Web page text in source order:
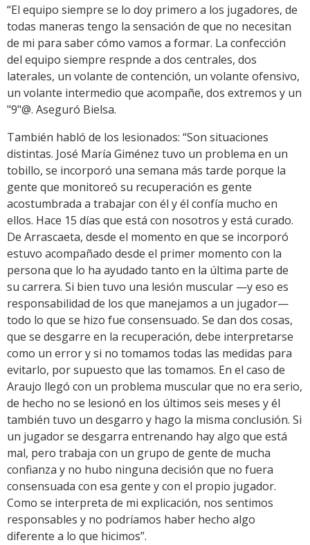
Link
“El equipo siempre se lo doy primero a los jugadores, de
todas maneras tengo la sensación de que no necesitan
de mi para saber cómo vamos a formar. La confección
del equipo siempre respnde a dos centrales, dos
laterales, un volante de contención, un volante ofensivo,
un volante intermedio que acompañe, dos extremos y un
"9"@. Aseguró Bielsa.
También habló de los lesionados: “Son situaciones
distintas. José María Giménez tuvo un problema en un
tobillo, se incorporó una semana más tarde porque la
gente que monitoreó su recuperación es gente
acostumbrada a trabajar con él y él confía mucho en
ellos. Hace 15 días que está con nosotros y está curado.
De Arrascaeta, desde el momento en que se incorporó
estuvo acompañado desde el primer momento con la
persona que lo ha ayudado tanto en la última parte de
su carrera. Si bien tuvo una lesión muscular —y eso es
responsabilidad de los que manejamos a un jugador—
todo lo que se hizo fue consensuado. Se dan dos cosas,
que se desgarre en la recuperación, debe interpretarse
como un error y si no tomamos todas las medidas para
evitarlo, por supuesto que las tomamos. En el caso de
Araujo llegó con un problema muscular que no era serio,
de hecho no se lesionó en los últimos seis meses y él
también tuvo un desgarro y hago la misma conclusión. Si
un jugador se desgarra entrenando hay algo que está
mal, pero trabaja con un grupo de gente de mucha
confianza y no hubo ninguna decisión que no fuera
consensuada con esa gente y con el propio jugador.
Como se interpreta de mi explicación, nos sentimos
responsables y no podríamos haber hecho algo
diferente a lo que hicimos”.